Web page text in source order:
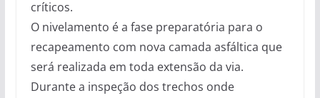
críticos.
O nivelamento é a fase preparatória para o
recapeamento com nova camada asfáltica que
será realizada em toda extensão da via.
Durante a inspeção dos trechos onde